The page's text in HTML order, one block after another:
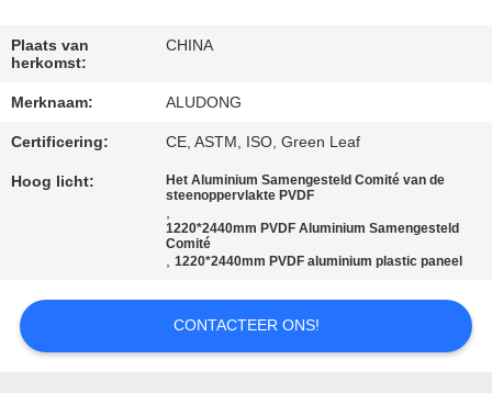
VRAAG
EEN
OFFERTE
SITEMAP
PRIVACYBELEID
Plaats van
herkomst:
CHINA
Merknaam: ALUDONG
Certificering: CE, ASTM, ISO, Green Leaf
Hoog licht:
Het Aluminium Samengesteld Comité van de
steenoppervlakte PVDF
,
1220*2440mm PVDF Aluminium Samengesteld
Comité
,1220*2440mm PVDF aluminium plastic paneel
CONTACTEER ONS!